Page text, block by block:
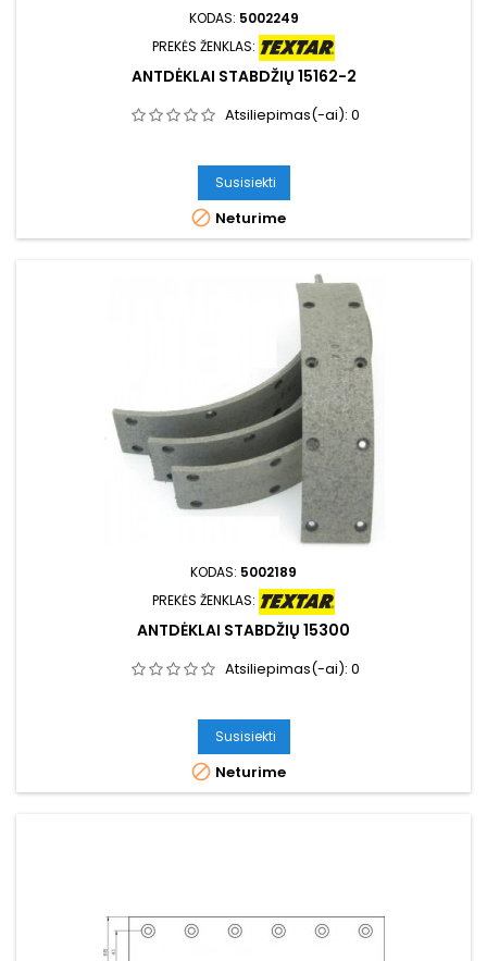
KODAS: 5002249
PREKĖS ŽENKLAS:
ANTDĖKLAI STABDŽIŲ 15162-2
Atsiliepimas(-ai): 0
Susisiekti
 Neturime
KODAS: 5002189
PREKĖS ŽENKLAS:
ANTDĖKLAI STABDŽIŲ 15300
Atsiliepimas(-ai): 0
Susisiekti
 Neturime